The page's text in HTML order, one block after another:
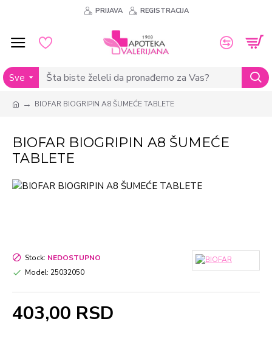
PRIJAVA REGISTRACIJA
Sve
BIOFAR BIOGRIPIN A8 ŠUMEĆE TABLETE
BIOFAR BIOGRIPIN A8 ŠUMEĆE
TABLETE
403,00 RSD
Stock: NEDOSTUPNO
Model: 25032050